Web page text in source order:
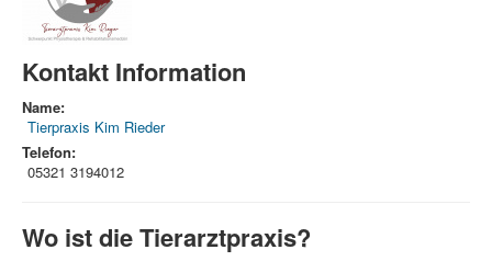
Kontakt Information
Name:
Tierpraxis Kim Rieder
Telefon:
05321 3194012
Wo ist die Tierarztpraxis?